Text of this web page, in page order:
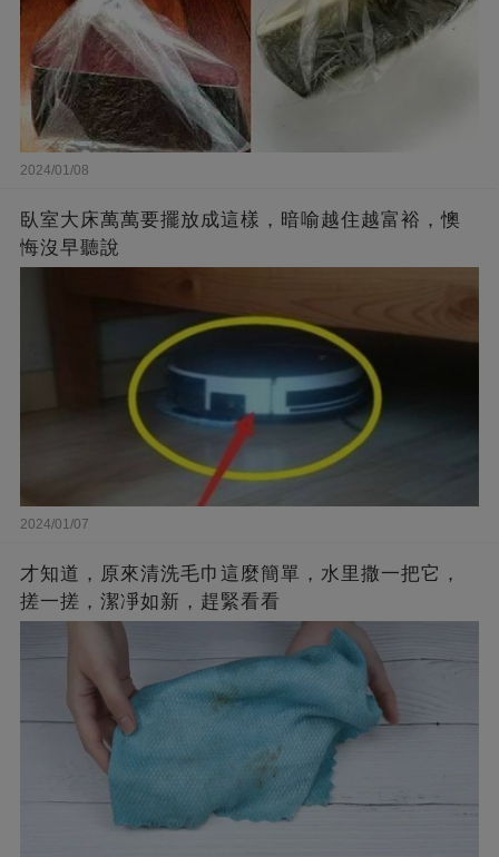
2024/01/08
臥室大床萬萬要擺放成這樣，暗喻越住越富裕，懊
悔沒早聽說
2024/01/07
才知道，原來清洗毛巾這麼簡單，水里撒一把它，
搓一搓，潔凈如新，趕緊看看